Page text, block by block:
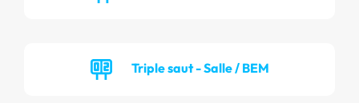
Triple saut - Salle / BEM